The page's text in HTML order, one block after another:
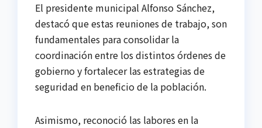
El presidente municipal Alfonso Sánchez,
destacó que estas reuniones de trabajo, son
fundamentales para consolidar la
coordinación entre los distintos órdenes de
gobierno y fortalecer las estrategias de
seguridad en beneficio de la población.
Asimismo, reconoció las labores en la